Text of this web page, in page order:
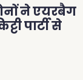
ने एयरबैग
पार्टी से